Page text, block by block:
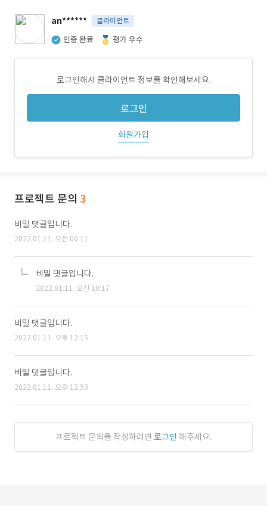
an****** 클라이언트
인증 완료 평가 우수
로그인해서 클라이언트 정보를 확인해보세요.
로그인
회원가입
프로젝트 문의 3
비밀 댓글입니다.
2022.01.11. 오전 00:11
비밀 댓글입니다.
2022.01.11. 오전 10:17
비밀 댓글입니다.
2022.01.11. 오후 12:15
비밀 댓글입니다.
2022.01.11. 오후 12:53
프로젝트 문의를 작성하려면 로그인 해주세요.